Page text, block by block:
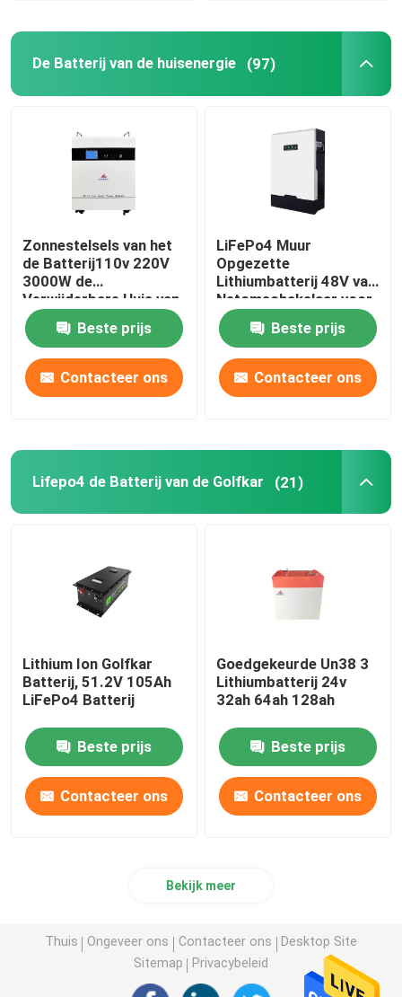
De Batterij van de huisenergie (97)
Zonnestelsels van het
de Batterij110v 220V
3000W de
Verwijderbare Huis van
de huisenergie
Beste prijs
Contacteer ons
LiFePo4 Muur
Opgezette
Lithiumbatterij 48V van
Netomschakelaar voor
het Systeem van de
Huis Zonnemacht
Beste prijs
Contacteer ons
Lifepo4 de Batterij van de Golfkar (21)
Lithium Ion Golfkar
Batterij, 51.2V 105Ah
LiFePo4 Batterij
Beste prijs
Contacteer ons
Goedgekeurde Un38 3
Lithiumbatterij 24v
32ah 64ah 128ah
Beste prijs
Contacteer ons
Bekijk meer
Thuis Ongeveer ons Contacteer ons
Desktop Site
Sitemap
Privacybeleid